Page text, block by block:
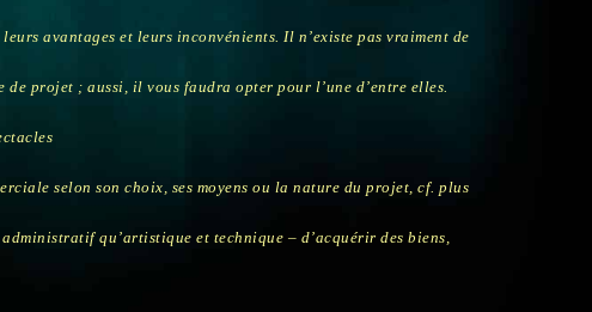
avantages et leurs inconvénients. Il n’existe pas vraiment de
de projet ; aussi, il vous faudra opter pour l’une d’entre elles.
selon son choix, ses moyens ou la nature du projet, cf. plus
qu’artistique et technique – d’acquérir des biens,